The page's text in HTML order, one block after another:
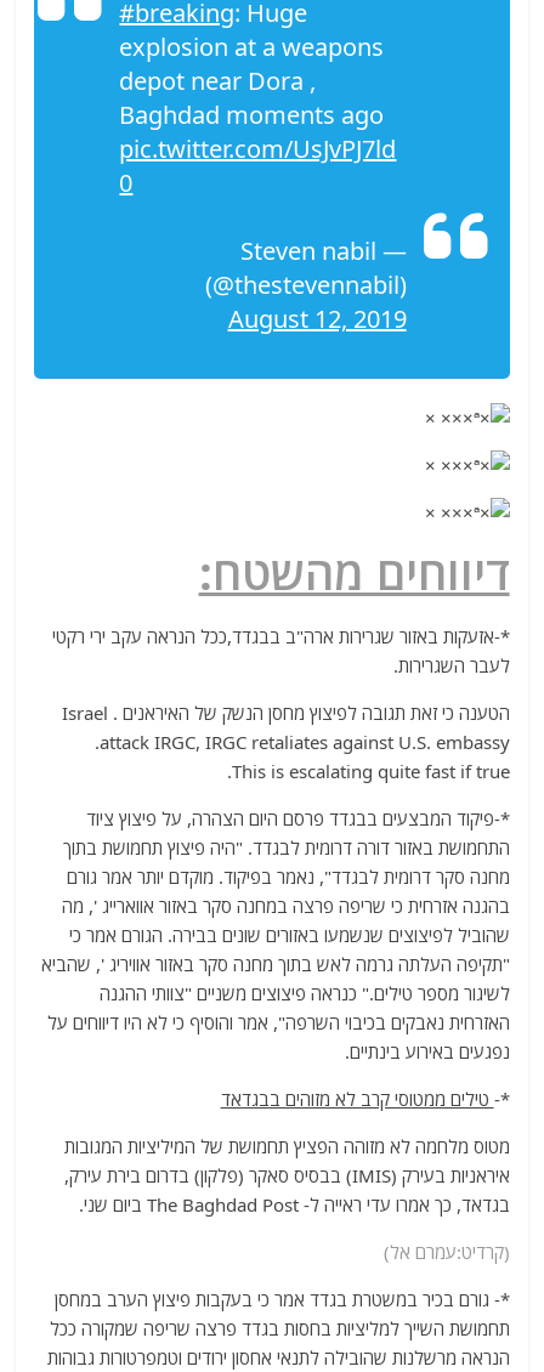
#breaking: Huge
explosion at a weapons
depot near Dora ,
Baghdad moments ago
pic.twitter.com/UsJvPJ7ld
0
— Steven nabil
(@thestevennabil)
August 12, 2019
דיווחים מהשטח:
*-אזעקות באזור שגרירות ארה"ב בבגדד,ככל הנראה עקב ירי רקטי
לעבר השגרירות.
הטענה כי זאת תגובה לפיצוץ מחסן הנשק של האיראנים . Israel
attack IRGC, IRGC retaliates against U.S. embassy.
This is escalating quite fast if true.
*-פיקוד המבצעים בבגדד פרסם היום הצהרה, על פיצוץ ציוד
התחמושת באזור דורה דרומית לבגדד. "היה פיצוץ תחמושת בתוך
מחנה סקר דרומית לבגדד", נאמר בפיקוד. מוקדם יותר אמר גורם
בהגנה אזרחית כי שריפה פרצה במחנה סקר באזור אווארייג ', מה
שהוביל לפיצוצים שנשמעו באזורים שונים בבירה. הגורם אמר כי
"תקיפה העלתה גרמה לאש בתוך מחנה סקר באזור אוויריג ', שהביא
לשיגור מספר טילים." כנראה פיצוצים משניים "צוותי ההגנה
האזרחית נאבקים בכיבוי השרפה", אמר והוסיף כי לא היו דיווחים על
נפגעים באירוע בינתיים.
*- טילים ממטוסי קרב לא מזוהים בבגדאד
מטוס מלחמה לא מזוהה הפציץ תחמושת של המיליציות המגובות
איראניות בעירק (IMIS) בבסיס סאקר (פלקון) בדרום בירת עירק,
בגדאד, כך אמרו עדי ראייה ל- The Baghdad Post ביום שני.
(קרדיט:עמרם אל)
*- גורם בכיר במשטרת בגדד אמר כי בעקבות פיצוץ הערב במחסן
תחמושת השייך למליציות בחסות בגדד פרצה שריפה שמקורה ככל
הנראה מרשלנות שהובילה לתנאי אחסון ירודים וטמפרטורות גבוהות